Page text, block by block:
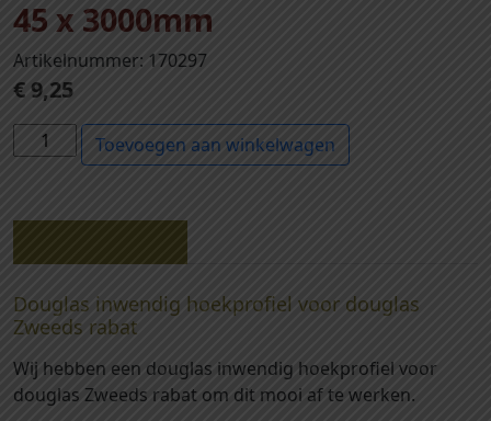
45 x 3000mm
Artikelnummer: 170297
€9,25
7
2
7
-
I
w
e
Toevoegen aan winkelwagen
Douglas inwendig hoekprofiel voor douglas
Zweeds rabat
Wij hebben een douglas inwendig hoekprofiel voor
douglas Zweeds rabat om dit mooi af te werken.